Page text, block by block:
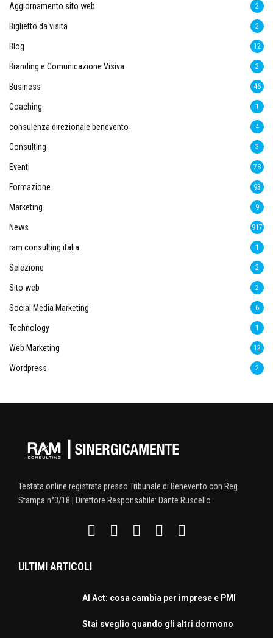
Aggiornamento sito web 2
Biglietto da visita 2
Blog 12
Branding e Comunicazione Visiva 2
Business 46
Coaching 1
consulenza direzionale benevento 4
Consulting 3
Eventi 78
Formazione 93
Marketing 9
News 917
ram consulting italia 1
Selezione 2
Sito web 2
Social Media Marketing 6
Technology 1
Web Marketing 12
Wordpress 2
Testata online registrata presso Tribunale di Benevento con Reg.
Stampa n°3/18 | Direttore Responsabile: Dante Ruscello
ULTIMI ARTICOLI
AI Act: cosa cambia per imprese e PMI
Stai sveglio quando gli altri dormono